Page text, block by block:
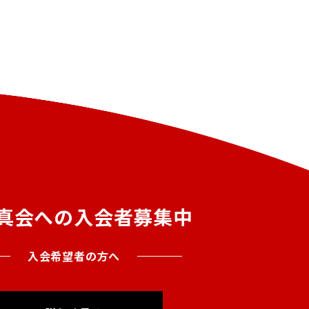
会への入会者募集中
入会希望者の方へ